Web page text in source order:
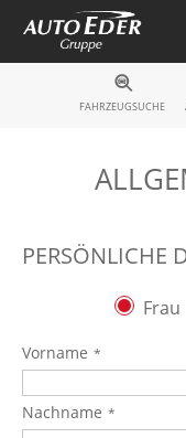
Fahrzeugsuche
FAHRZEUGSUCHE
PERSÖNLICHE
Frau
Vorname
Nachname